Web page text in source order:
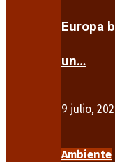
Europa
un…
9 julio,
Ambiente